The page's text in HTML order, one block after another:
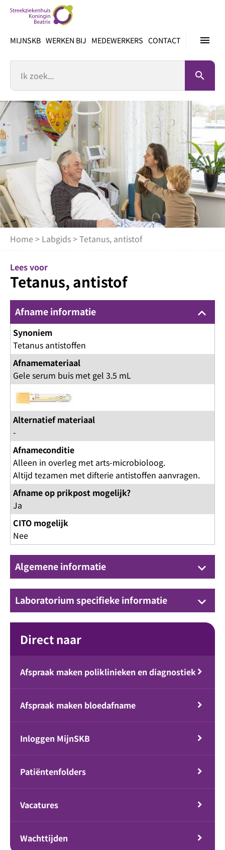
inhoud
menu
MIJNSKB WERKEN BIJ MEDEWERKERS CONTACT
search
Home > Labgids> Tetanus, antistof
Lees voor
Tetanus, antistof
Afname informatie keyboard_arrow_up
Synoniem
Tetanus antistoffen
Afnamemateriaal
Gele serum buis met gel 3.5 mL
Alternatief materiaal
-
Afnameconditie
Alleen in overleg met arts-microbioloog.
Altijd tezamen met difterie antistoffen aanvragen.
Afname op prikpost mogelijk?
Ja
CITO mogelijk
Nee
Algemene informatie keyboard_arrow_down
Laboratorium specifieke informatie keyboard_arrow_down
Direct naar
Afspraak maken poliklinieken en diagnostiek
Afspraak maken bloedafname
Inloggen MijnSKB
Patiëntenfolders
Vacatures
Wachttijden